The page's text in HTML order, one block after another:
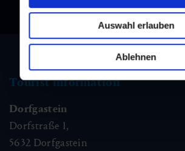
Auswahl erlauben
Ablehnen
Tourist information
Dorfgastein
Dorfstraße 1,
5632 Dorfgastein